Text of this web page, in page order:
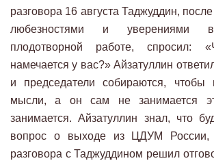
разговора 16 августа Таджуддин,
любезностями и уверениями
плодотворной работе, спросил:
намечается у вас?» Айзатуллин
и председатели собираются, чтобы
мысли, а он сам не занимается
занимается. Айзатуллин знал, что
вопрос о выходе из ЦДУМ России,
разговора с Таджуддином решил